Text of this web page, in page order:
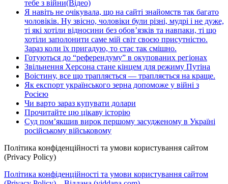
тебе з війни(Відео)
Я навіть не очікувала, що на сайті знайомств так багато
чоловіків. Ну звісно, чоловіки були різні, мудрі і не дуже,
ті які хотіли відносини без обов’язків та навпаки, ті що
хотіли заполонити саме мій світ своєю присутністю.
Зараз коли їх пригадую, то стає так смішно.
Готуються до “референдуму” в окупованих регіонах
Звільнення Херсона стане кінцем для режиму Путіна
Воістину, все що трапляється — трапляється на краще.
Як експорт українського зерна допоможе у війні з
Росією
Чи варто зараз купувати долари
Прочитайте цю цікаву історію
Суд пом’якшив вирок першому засудженому в Україні
російському військовому
Політика конфіденційності та умови користування сайтом
(Privacy Policy)
Політика конфіденційності та умови користування сайтом